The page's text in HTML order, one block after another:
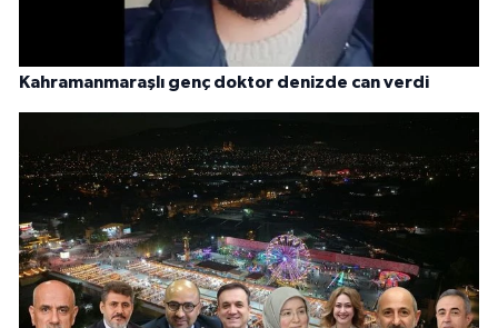
Kahramanmaraşlı genç doktor denizde can verdi